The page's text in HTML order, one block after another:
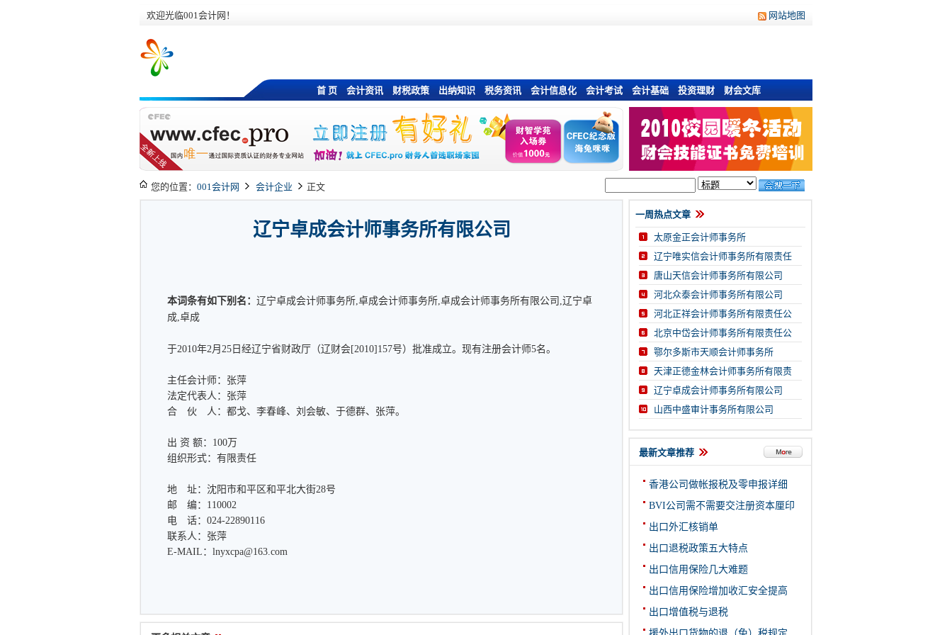
欢迎光临001会计网！ 网站地图
首 页 会计资讯 财税政策 出纳知识 税务资讯 会计信息化 会计考试 会计基础 投资理财 财会文库
您的位置： 001会计网 会计企业 正文
辽宁卓成会计师事务所有限公司
本词条有如下别名： 辽宁卓成会计师事务所,卓成会计师事务所,卓成会计师事务所有限公司,辽宁卓
成,卓成
于2010年2月25日经辽宁省财政厅（辽财会[2010]157号）批准成立。现有注册会计师5名。
主任会计师：张萍
法定代表人：张萍
合 伙 人：都戈、李春峰、刘会敏、于德群、张萍。
出 资 额：100万
组织形式：有限责任
地 址：沈阳市和平区和平北大街28号
邮 编：110002
电 话：024-22890116
联系人：张萍
E-MAIL： lnyxcpa@163.com
一周热点文章
太原金正会计师事务所
辽宁唯实信会计师事务所有限责任
唐山天信会计师事务所有限公司
河北众泰会计师事务所有限公司
河北正祥会计师事务所有限责任公
北京中岱会计师事务所有限责任公
鄂尔多斯市天顺会计师事务所
天津正德金林会计师事务所有限责
辽宁卓成会计师事务所有限公司
山西中盛审计事务所有限公司
最新文章推荐
香港公司做帐报税及零申报详细
BVI公司需不需要交注册资本厘印
出口外汇核销单
出口退税政策五大特点
出口信用保险几大难题
出口信用保险增加收汇安全提高
出口增值税与退税